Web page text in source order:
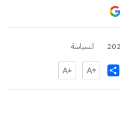
السياسة
Share